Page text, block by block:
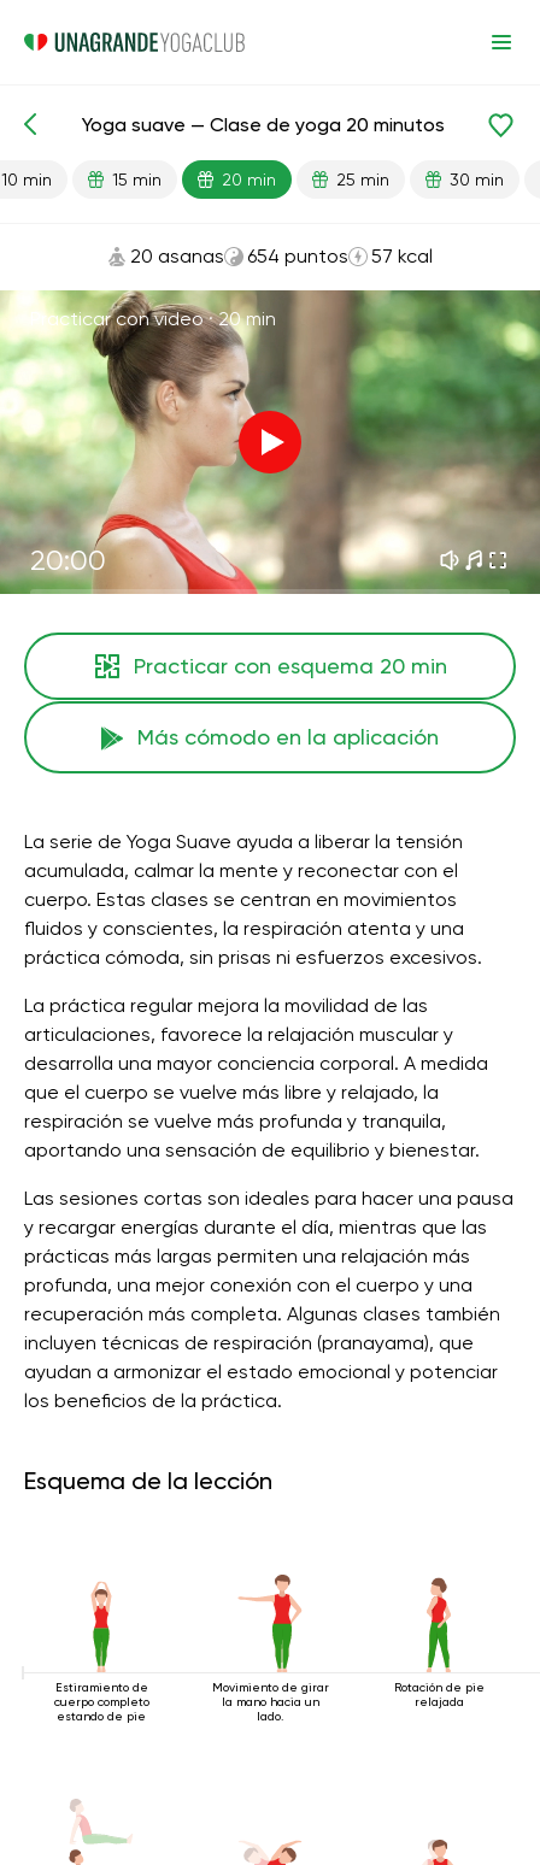
Lecciones preparadas Comienzo Flexibilidad
Yoga suave — Clase de yoga 20 minutos
10 min 15 min 20 min 25 min 30 min
20 asanas 654 puntos 57 kcal
Practicar con video ·20 min
20:00
Practicar con esquema 20 min
Más cómodo en la aplicación
La serie de Yoga Suave ayuda a liberar la tensión
acumulada, calmar la mente y reconectar con el
cuerpo. Estas clases se centran en movimientos
fluidos y conscientes, la respiración atenta y una
práctica cómoda, sin prisas ni esfuerzos excesivos.
La práctica regular mejora la movilidad de las
articulaciones, favorece la relajación muscular y
desarrolla una mayor conciencia corporal. A medida
que el cuerpo se vuelve más libre y relajado, la
respiración se vuelve más profunda y tranquila,
aportando una sensación de equilibrio y bienestar.
Las sesiones cortas son ideales para hacer una pausa
y recargar energías durante el día, mientras que las
prácticas más largas permiten una relajación más
profunda, una mejor conexión con el cuerpo y una
recuperación más completa. Algunas clases también
incluyen técnicas de respiración (pranayama), que
ayudan a armonizar el estado emocional y potenciar
los beneficios de la práctica.
Esquema de la lección
Estiramiento de
cuerpo completo
estando de pie
Movimiento de girar
la mano hacia un
lado.
Rotación de pie
relajada